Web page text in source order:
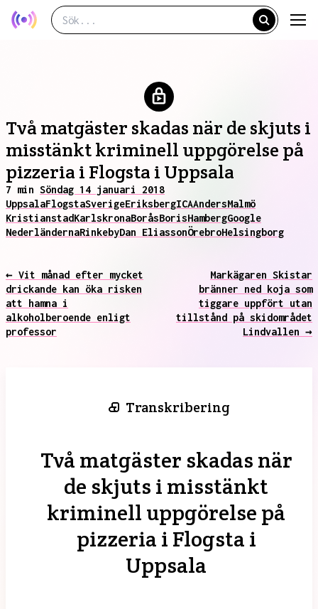
Två matgäster skadas när de skjuts i
misstänkt kriminell uppgörelse på
pizzeria i Flogsta i Uppsala
7 min Söndag 14 januari 2018
UppsalaFlogstaSverigeEriksbergICAAndersMalmö
KristianstadKarlskronaBoråsBorisHambergGoogle
NederländernaRinkebyDan EliassonÖrebroHelsingborg
← Vit månad efter mycket
drickande kan öka risken
att hamna i
alkoholberoende enligt
professor
Markägaren Skistar
bränner ned koja som
tiggare uppfört utan
tillstånd på skidområdet
Lindvallen →
Transkribering
Två matgäster skadas när
de skjuts i misstänkt
kriminell uppgörelse på
pizzeria i Flogsta i
Uppsala